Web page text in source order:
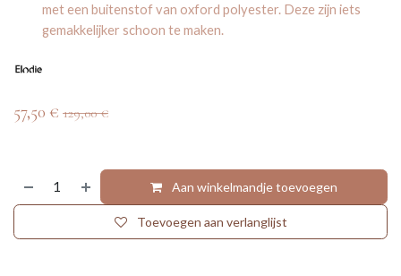
met een buitenstof van oxford polyester. Deze zijn iets
gemakkelijker schoon te maken.
57,50 € 129,00€
Aan winkelmandje toevoegen
Toevoegen aan verlanglijst